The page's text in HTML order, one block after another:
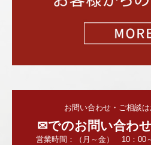
お問い合わせ・ご相談
✉でのお問い合わ
営業時間：（月～金） 10：00